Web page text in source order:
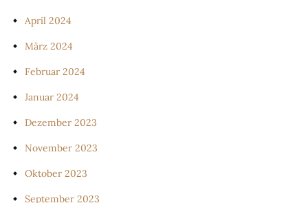
April 2024
März 2024
Februar 2024
Januar 2024
Dezember 2023
November 2023
Oktober 2023
September 2023